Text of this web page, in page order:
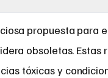
propuesta para
obsoletas. Estas
tóxicas y